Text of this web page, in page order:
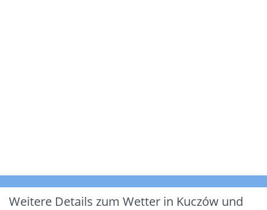
Weitere Details zum Wetter in Kuczów und